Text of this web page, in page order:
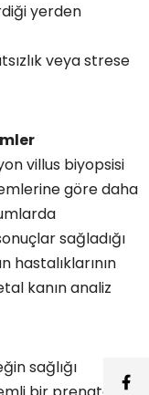
yerden
veya strese
villus biyopsisi
göre daha
sağladığı
hastalıklarının
kanın analiz
sağlığı